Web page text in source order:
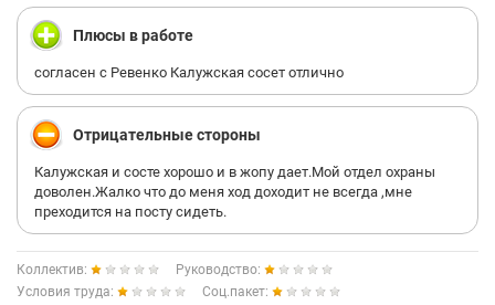
Плюсы в работе
согласен с Ревенко Калужская сосет отлично
Отрицательные стороны
Калужская и состе хорошо и в жопу дает.Мой отдел охраны
доволен.Жалко что до меня ход доходит не всегда ,мне
преходится на посту сидеть.
Коллектив:
Руководство:
Условия труда:
Соц.пакет: